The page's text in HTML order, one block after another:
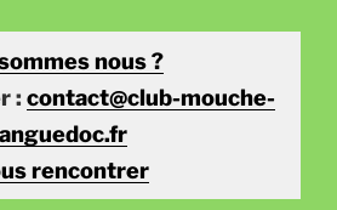
nous ?
: contact@club-mouche-
rencontrer